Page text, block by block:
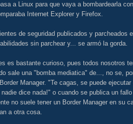
a Linux para que vaya a bombardearla
Internet Explorer y Firefox.
de seguridad publicados y parcheados
sin parchear y... se armó la gorda.
es bastante curioso, pues todos nosotros
sale una "bomba mediatica" de..., no se,
Manager. "Te cagas, se puede ejecutar
dice nada!" o cuando se publica un
no suele tener un Border Manager en su
a otra cosa.